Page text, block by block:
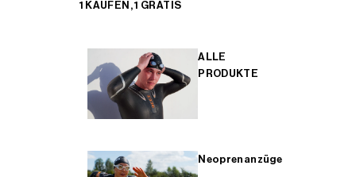
1 KAUFEN, 1 GRATIS
ALLE
PRODUKTE
Neoprenanzüge